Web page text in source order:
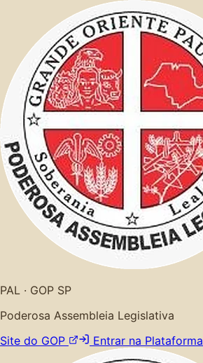
PAL · GOP SP
Poderosa Assembleia Legislativa
Site do GOP
Entrar na Plataforma